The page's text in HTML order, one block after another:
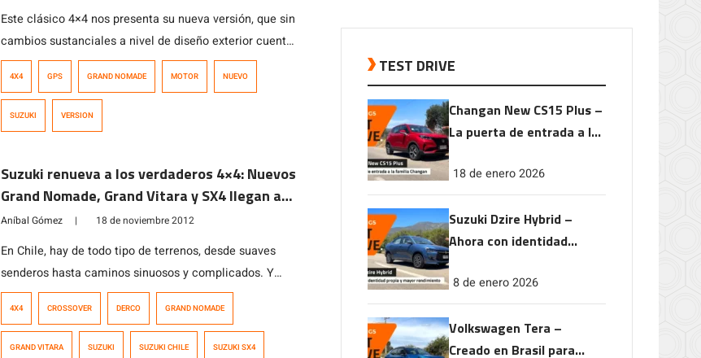
Este clásico 4×4 nos presenta su nueva versión, que sin
cambios sustanciales a nivel de diseño exterior cuenta
con un par de novedades que apuntan al confort y la
en su interior, entre los que podemos destacar
4X4 GPS GRAND NOMADE MOTOR NUEVO
SUZUKI VERSION
Suzuki renueva a los verdaderos 4×4: Nuevos
Grand Nomade, Grand Vitara y SX4 llegan a
Chile
Aníbal Gómez | 18 de noviembre 2012
En Chile, hay de todo tipo de terrenos, desde suaves
senderos hasta caminos sinuosos y complicados. Y
como tal, contamos con una variedad de marcas para
4X4 CROSSOVER DERCO GRAND NOMADE
GRAND VITARA SUZUKI SUZUKI CHILE SUZUKI SX4
TEST DRIVE
Changan New CS15 Plus –
La puerta de entrada a la
18 de enero 2026
Suzuki Dzire Hybrid –
Ahora con identidad
rendimiento
8 de enero 2026
Volkswagen Tera –
Creado en Brasil para